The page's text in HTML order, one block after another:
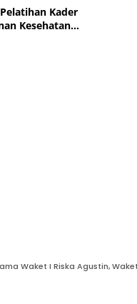
Kader
Kesehatan
Waket I Riska Agustin,